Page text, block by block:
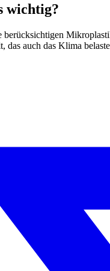
wichtig?
das auch das Klima